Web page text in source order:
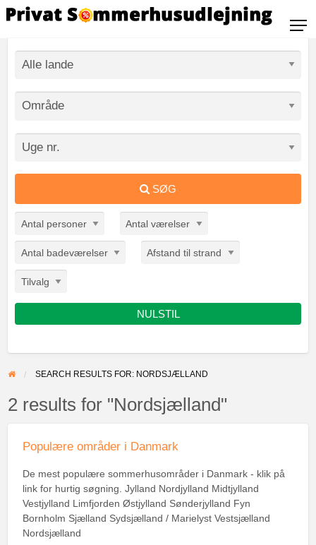
SØG
Antal personer Antal værelser
Antal badeværelser Afstand til strand
Tilvalg
NULSTIL
SEARCH RESULTS FOR: NORDSJÆLLAND
2 results for "Nordsjælland"
Populære områder i Danmark
De mest populære sommerhusområder i Danmark - klik på
link for hurtig søgning. Jylland Nordjylland Midtjylland
Vestjylland Limfjorden Østjylland Sønderjylland Fyn
Bornholm Sjælland Sydsjælland / Marielyst Vestsjælland
Nordsjælland